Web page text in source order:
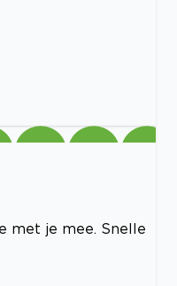
met je mee. Snelle